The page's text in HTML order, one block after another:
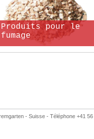
Produits pour le
fumage
- Suisse - Téléphone +41